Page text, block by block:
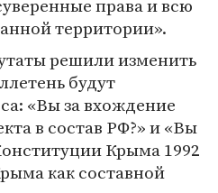
права и всю
территории».
решили изменить
будут
«Вы за вхождение
в состав РФ?» и «Вы
Крыма 1992
как составной